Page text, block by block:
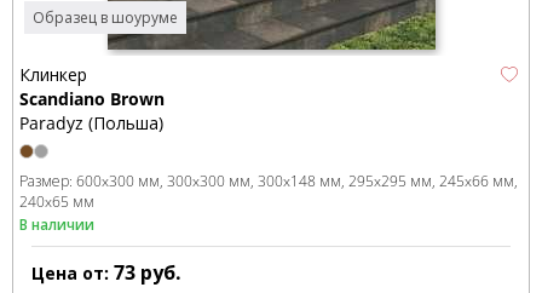
Образец в шоуруме
Клинкер
Scandiano Brown
Paradyz (Польша)
Размер: 600x300 мм 300x300 мм 300x148 мм 295x295 мм 245x66 мм
240x65 мм
В наличии
Цена от: 73 руб.